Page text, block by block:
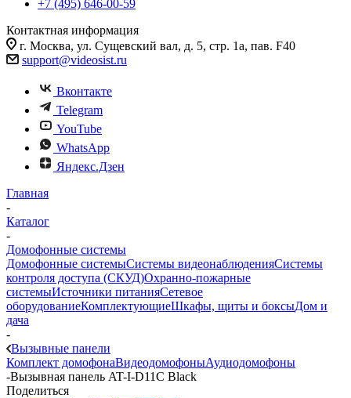
+7 (495) 646-00-59
Контактная информация
г. Москва, ул. Сущевский вал, д. 5, стр. 1а, пав. F40
support@videosist.ru
Вконтакте
Telegram
YouTube
WhatsApp
Яндекс.Дзен
Главная
-
Каталог
-
Домофонные системы
Домофонные системыСистемы видеонаблюденияСистемы
контроля доступа (СКУД)Охранно-пожарные
системыИсточники питанияСетевое
оборудованиеКомплектующиеШкафы, щиты и боксыДом и
дача
-
Вызывные панели
Комплект домофонаВидеодомофоныАудиодомофоны
-Вызывная панель AT-I-D11C Black
Поделиться